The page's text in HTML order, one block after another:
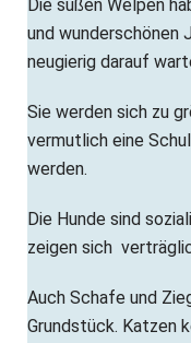
Die süßen Welpen
und wunderschönen
neugierig darauf
Sie werden sich zu
vermutlich eine
werden.
Die Hunde sind
zeigen sich
Auch Schafe und
Grundstück. Katzen